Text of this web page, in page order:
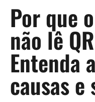
Por que
não lê
Entenda
causas e